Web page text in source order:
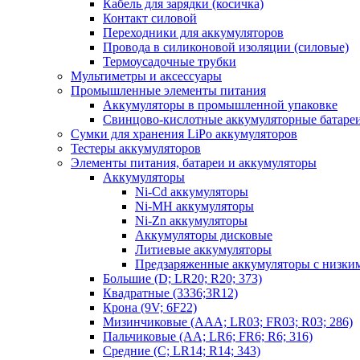
Кабель для зарядки (косичка)
Контакт силовой
Переходники для аккумуляторов
Провода в силиконовой изоляции (силовые)
Термоусадочные трубки
Мультиметры и аксессуары
Промышленные элементы питания
Аккумуляторы в промышленной упаковке
Свинцово-кислотные аккумуляторные
Сумки для хранения LiPo аккумуляторов
Тестеры аккумуляторов
Элементы питания, батареи и аккумуляторы
Аккумуляторы
Ni-Cd аккумуляторы
Ni-MH аккумуляторы
Ni-Zn аккумуляторы
Аккумуляторы дисковые
Литиевые аккумуляторы
Предзаряженные аккумуляторы с
Большие (D; LR20; R20; 373)
Квадратные (3336;3R12)
Крона (9V; 6F22)
Мизинчиковые (AAA; LR03; FR03; R03; 286)
Пальчиковые (AA; LR6; FR6; R6; 316)
Средние (C; LR14; R14; 343)